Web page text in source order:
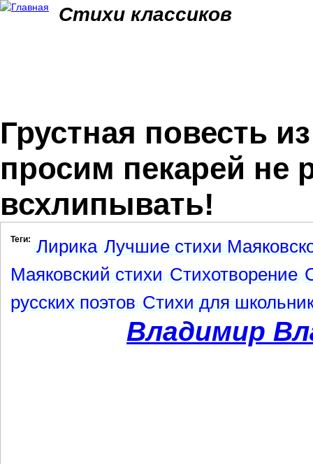
Стихи классиков
Грустная повесть
просим пекарей не
всхлипывать!
Теги: Лирика Лучшие стихи
Маяковский стихи Стихотворение
русских поэтов Стихи для
Владимир